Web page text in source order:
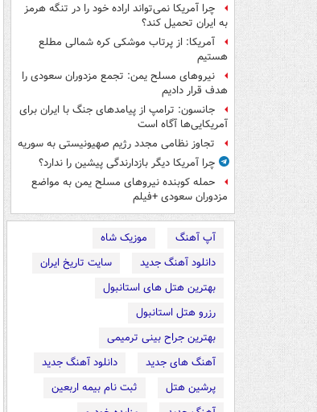
چرا آمریکا نمی‌تواند اراده خود را در تنگه هرمز
به ایران تحمیل کند؟
آمریکا: از پرتاب موشکی کره شمالی مطلع
هستیم
نیروهای مسلح یمن: تجمع مزدوران سعودی را
هدف قرار دادیم
جانسون: ترامپ از پیامدهای جنگ با ایران برای
آمریکایی‌ها آگاه است
تجاوز نظامی مجدد رژیم صهیونیستی به سوریه
چرا آمریکا دیگر بازدارندگی پیشین را ندارد؟
حمله کوبنده نیروهای مسلح یمن به مواضع
مزدوران سعودی +فیلم
آپ آهنگ
موزیک شاه
دانلود آهنگ جدید
سایت تاریخ ایران
بهترین هتل های استانبول
رزرو هتل استانبول
بهترین جراح بینی ترمیمی
آهنگ های جدید
دانلود آهنگ جدید
پرشین هتل
ثبت نام بیمه اربعین